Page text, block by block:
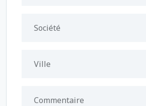
Société
Ville
Commentaire